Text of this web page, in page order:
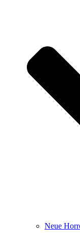
Neue